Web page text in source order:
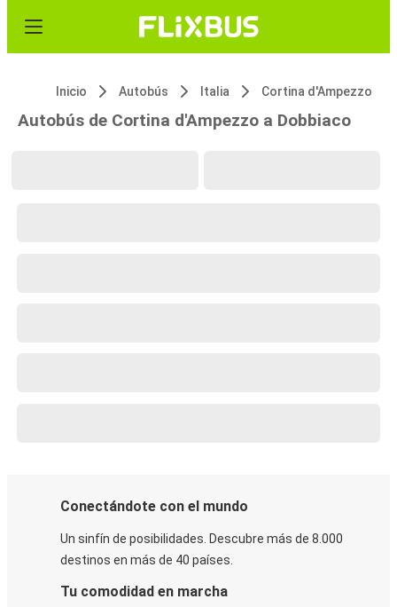
Inicio Autobús Italia Cortina d'Ampezzo
Autobús de Cortina d'Ampezzo a Dobbiaco
Conectándote con el mundo
Un sinfín de posibilidades. Descubre más de 8.000
destinos en más de 40 países.
Tu comodidad en marcha